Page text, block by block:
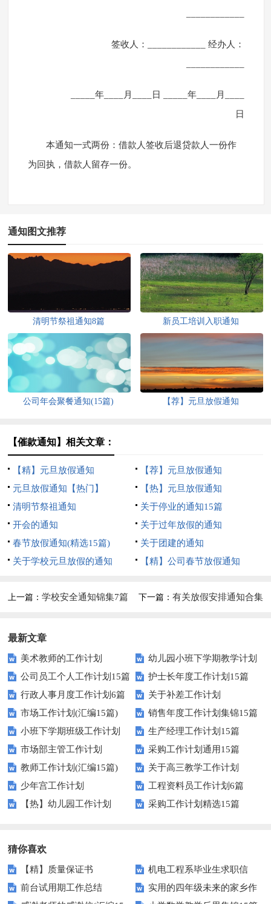
签收人：____________ 经办人：
_____年____月____日 _____年____月____
日
本通知一式两份：借款人签收后退贷款人一份作
为回执，借款人留存一份。
通知图文推荐
清明节祭祖通知8篇 新员工培训入职通知
公司年会聚餐通知(15篇) 【荐】元旦放假通知
【催款通知】相关文章：
【精】元旦放假通知
【荐】元旦放假通知
元旦放假通知【热门】
【热】元旦放假通知
清明节祭祖通知
关于停业的通知15篇
开会的通知
关于过年放假的通知
春节放假通知(精选15篇)
关于团建的通知
关于学校元旦放假的通知
【精】公司春节放假通知
上一篇：学校安全通知锦集7篇 下一篇： 有关放假安排通知合集
最新文章
美术教师的工作计划
幼儿园小班下学期教学计划
公司员工个人工作计划15篇
护士长年度工作计划15篇
行政人事月度工作计划6篇
关于补差工作计划
市场工作计划(汇编15篇)
销售年度工作计划集锦15篇
小班下学期班级工作计划
生产经理工作计划15篇
市场部主管工作计划
采购工作计划通用15篇
教师工作计划(汇编15篇)
关于高三教学工作计划
少年宫工作计划
工程资料员工作计划6篇
【热】幼儿园工作计划
采购工作计划精选15篇
猜你喜欢
【精】质量保证书
机电工程系毕业生求职信
前台试用期工作总结
实用的四年级未来的家乡作